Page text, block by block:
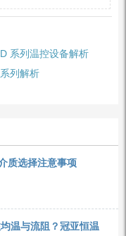
系列温控设备解析
列解析
质选择注意事项
温与流阻？冠亚恒温